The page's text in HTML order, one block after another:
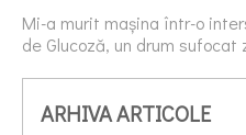
Mi-a murit mașina într-o
de Glucoză, un drum
ARHIVA ARTICOLE